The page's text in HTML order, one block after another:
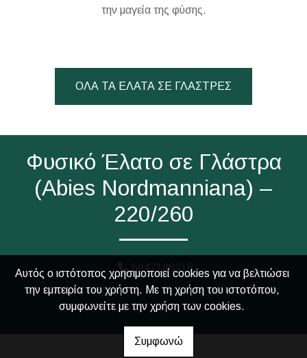
την μαγεία της φύσης.
ΟΛΑ ΤΑ ΕΛΑΤΑ ΣΕ ΓΛΑΣΤΡΕΣ
Φυσικό Έλατο σε Γλάστρα
(Abies Νordmanniana) –
220/260
6947186318
Αυτός ο ιστότοπος χρησιμοποιεί cookies για να βελτιώσει
την εμπειρία του χρήστη. Με τη χρήση του ιστοτόπου,
συμφωνείτε με την χρήση των cookies.
Συμφωνώ